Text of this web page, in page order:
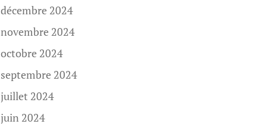
décembre 2024
novembre 2024
octobre 2024
septembre 2024
juillet 2024
juin 2024